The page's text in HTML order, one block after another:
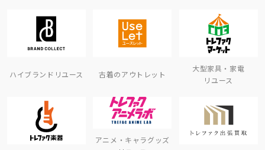
ハイブランドリユース 古着のアウトレット
大型家具・家電
リユース
アニメ・キャラグッズ